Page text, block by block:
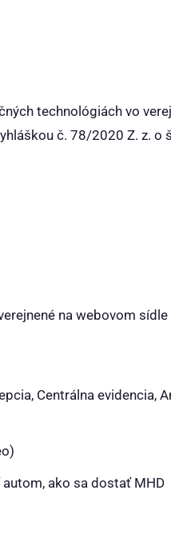
technológiách vo
č. 78/2020 Z. z.
na webovom
Centrálna evidencia,
ako sa dostať MHD